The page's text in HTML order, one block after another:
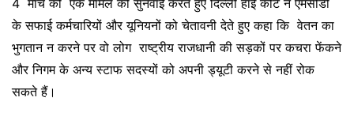
4 मार्च को एक मामले की सुनवाई करते हुए दिल्ली हाई कोर्ट ने एमसीडी
के सफाई कर्मचारियों और यूनियनों को चेतावनी देते हुए कहा कि वेतन का
भुगतान न करने पर वो लोग राष्ट्रीय राजधानी की सड़कों पर कचरा फेंकने
और निगम के अन्य स्टाफ सदस्यों को अपनी ड्यूटी करने से नहीं रोक
सकते हैं।